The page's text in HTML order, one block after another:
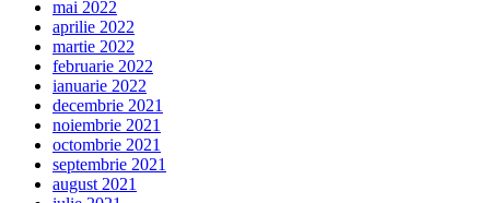
mai 2022
aprilie 2022
martie 2022
februarie 2022
ianuarie 2022
decembrie 2021
noiembrie 2021
octombrie 2021
septembrie 2021
august 2021